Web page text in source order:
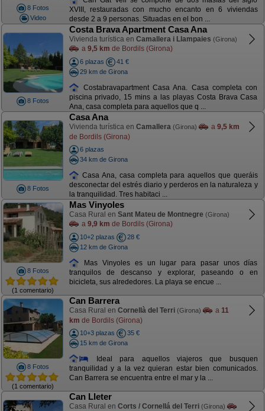
8 Fotos
Video
XVIII, restauradas con mucho encanto en 6 viviendas
desde 2 a 9 personas. Situadas en el bon ...
8 Fotos
Costa Brava Apartment Casa Ana
Vivienda turística en Camallera i Llampaies (Girona)
a 9,5 km de Bordils (Girona)
6 plazas
41 €
29 km de Girona
Costabravapartment Casa Ana. Casa completa con
piscina privado, 15 mins a las playas Costa Brava Casa
Ana, casa completa para aquellos que q ...
8 Fotos
Casa Ana
Vivienda turística en Camallera (Girona) a 9,5 km
de Bordils (Girona)
6 plazas
34 km de Girona
Casa Ana, casa completa para aquellos que queráis
desconectar del estrés diario y perderos en la naturaleza y
la tranquilidad. Tres habitaci ...
8 Fotos
(1 comentario)
Mas Vinyoles
Casa Rural en Sant Mateu de Montnegre (Girona)
a 9,9 km de Bordils (Girona)
10+2 plazas
28 €
12 km de Girona
Mas Vinyoles es un lugar para pasar unos días
tranquilos de descanso y explorar, paseando o en
bicicleta, sus alrededores. La playa se encue ...
8 Fotos
(1 comentario)
Can Barrera
Casa Rural en Cornellà del Terri (Girona) a 11
km de Bordils (Girona)
10+3 plazas
35 €
15 km de Girona
Ideal para aquellos viajeros que busquen
tranquilidad y a la vez quieran estar bien comunicados.
Can Barrera se encuentra entre el mar y la ...
Can Lleter
Casa Rural en Corts / Cornellá del Terri (Girona)